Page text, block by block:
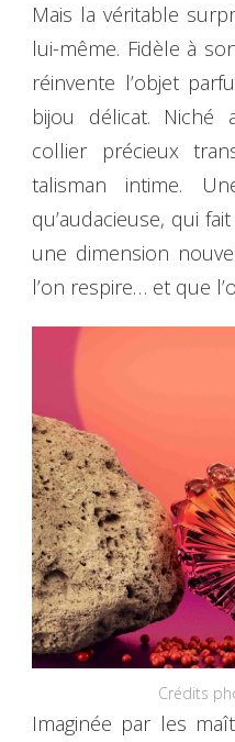
Mais la véritable
lui-même. Fidèle à
réinvente l’objet
bijou délicat.
collier précieux
talisman intime.
qu’audacieuse, qui
une dimension
l’on respire… et que
Crédits
Imaginée par les